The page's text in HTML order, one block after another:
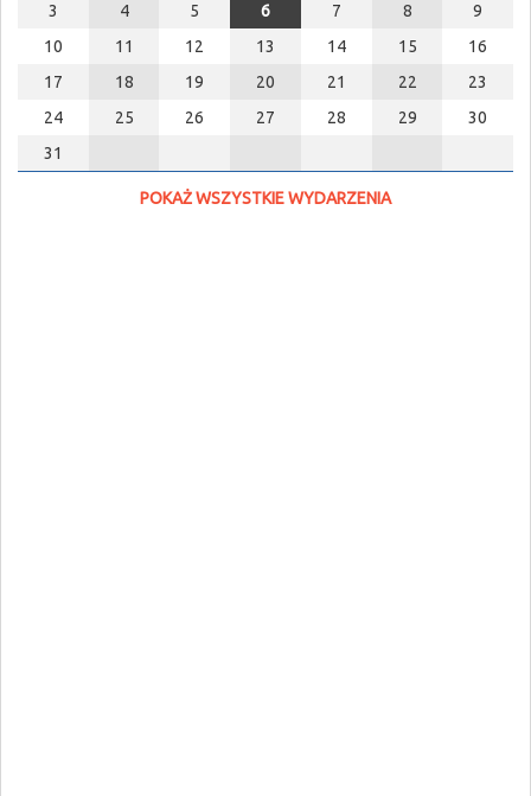
3
4 5 6 7 8
9
10
11 12 13 14 15
16
17
18 19 20 21 22
23
24
25 26 27 28 29
30
31
POKAŻ WSZYSTKIE WYDARZENIA